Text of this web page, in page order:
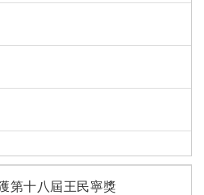
第十八屆王民寧獎